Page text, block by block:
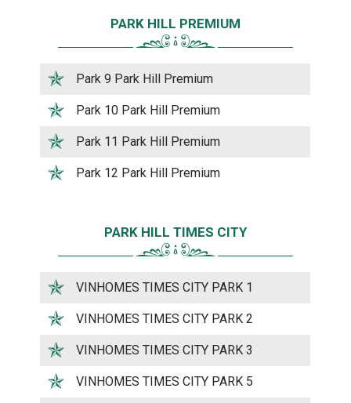
PARK HILL PREMIUM
Park 9 Park Hill Premium
Park 10 Park Hill Premium
Park 11 Park Hill Premium
Park 12 Park Hill Premium
PARK HILL TIMES CITY
VINHOMES TIMES CITY PARK 1
VINHOMES TIMES CITY PARK 2
VINHOMES TIMES CITY PARK 3
VINHOMES TIMES CITY PARK 5